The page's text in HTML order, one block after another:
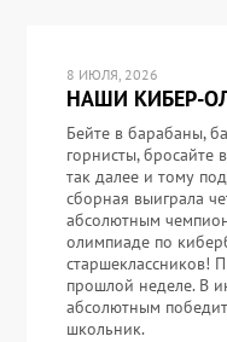
8 ИЮЛЯ, 2026
НАШИ КИБЕР-
Бейте в барабаны,
горнисты, бросайте
так далее и тому
сборная выиграла
абсолютным
олимпиаде по
старшеклассников!
прошлой неделе. В
абсолютным
школьник.